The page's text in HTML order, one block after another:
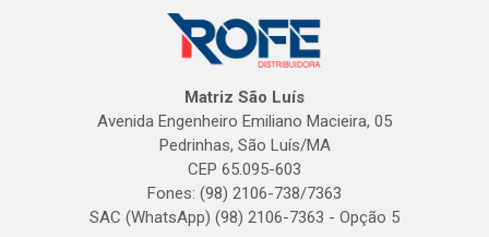
Matriz São Luís
Avenida Engenheiro Emiliano Macieira, 05
Pedrinhas, São Luís/MA
CEP 65.095-603
Fones: (98) 2106-738/7363
SAC (WhatsApp) (98) 2106-7363 - Opção 5